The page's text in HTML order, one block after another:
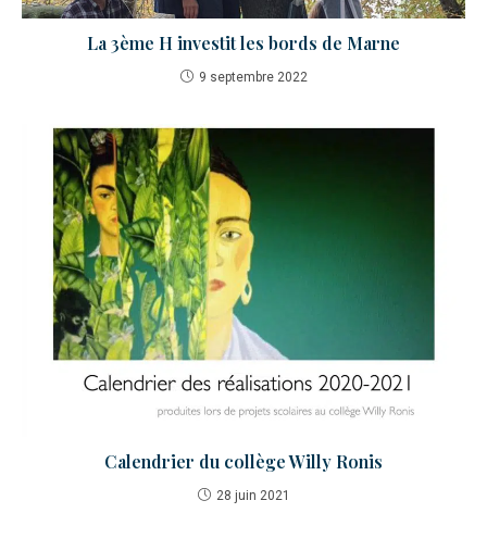
La 3ème H investit les bords de Marne
9 septembre 2022
Calendrier du collège Willy Ronis
28 juin 2021